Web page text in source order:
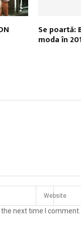
Se poartă:
moda în
next time I comment.